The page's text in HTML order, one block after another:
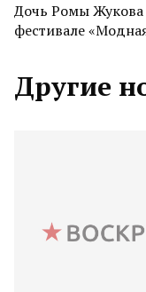
Дочь Ромы Жукова
фестивале
Другие